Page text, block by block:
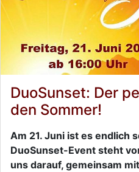
DuoSunset: Der
den Sommer!
Am 21. Juni ist es endlich
DuoSunset-Event steht
uns darauf, gemeinsam